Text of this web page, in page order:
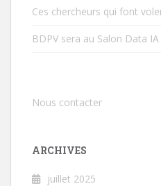
Ces chercheurs qui font
BDPV sera au Salon Data
Nous contacter
ARCHIVES
juillet 2025